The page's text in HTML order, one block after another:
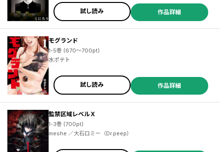
試し読み 作品詳細
モグランド
1-5巻 (670～700pt)
水ポテト
試し読み 作品詳細
監禁区域レベルＸ
1-3巻 (700pt)
meshe ／大石ロミー（Dr.peep）